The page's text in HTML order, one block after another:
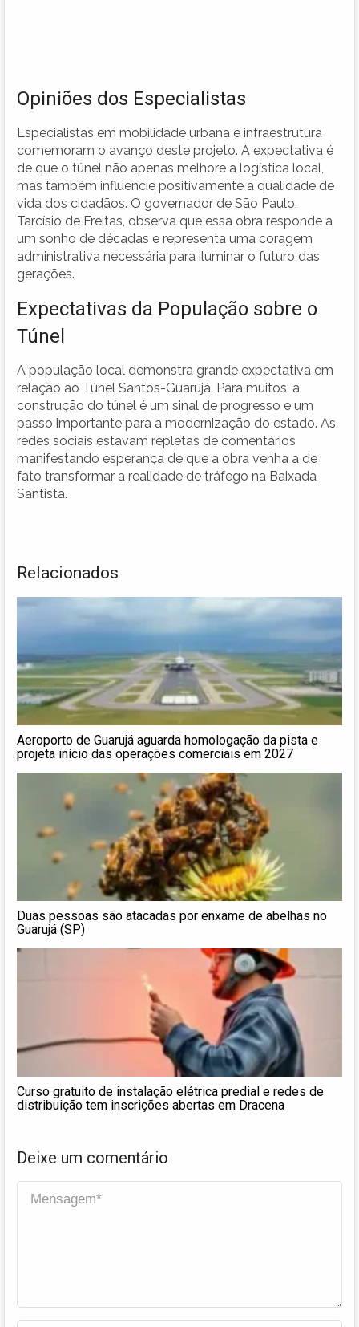
Opiniões dos Especialistas
Especialistas em mobilidade urbana e infraestrutura
comemoram o avanço deste projeto. A expectativa é
de que o túnel não apenas melhore a logística local,
mas também influencie positivamente a qualidade de
vida dos cidadãos. O governador de São Paulo,
Tarcísio de Freitas, observa que essa obra responde a
um sonho de décadas e representa uma coragem
administrativa necessária para iluminar o futuro das
gerações.
Expectativas da População sobre o
Túnel
A população local demonstra grande expectativa em
relação ao Túnel Santos-Guarujá. Para muitos, a
construção do túnel é um sinal de progresso e um
passo importante para a modernização do estado. As
redes sociais estavam repletas de comentários
manifestando esperança de que a obra venha a de
fato transformar a realidade de tráfego na Baixada
Santista.
Relacionados
Aeroporto de Guarujá aguarda homologação da pista e
projeta início das operações comerciais em 2027
Duas pessoas são atacadas por enxame de abelhas no
Guarujá (SP)
Curso gratuito de instalação elétrica predial e redes de
distribuição tem inscrições abertas em Dracena
Deixe um comentário